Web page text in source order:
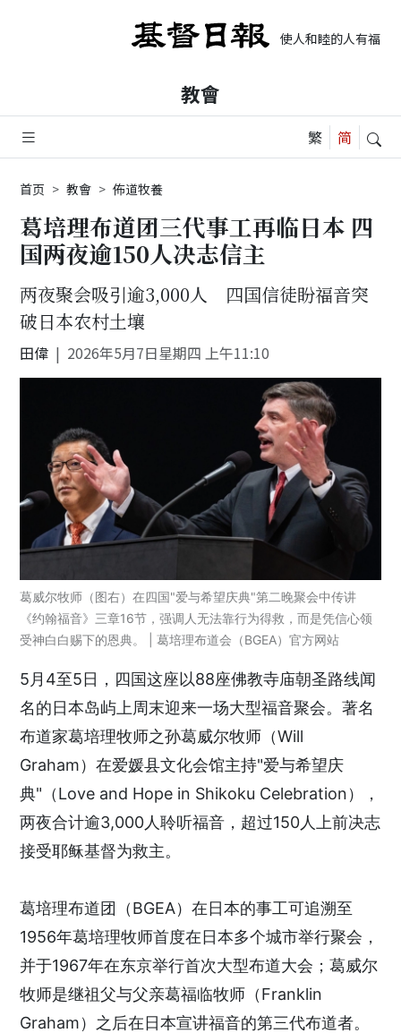
使人和睦的人有福了
教會
首页 教會 佈道牧養
葛培理布道团三代事工再临日本 四
国两夜逾150人决志信主
两夜聚会吸引逾3,000人 四国信徒盼福音突
破日本农村土壤
田偉 2026年5月7日星期四 上午11:10
葛威尔牧师（图右）在四国"爱与希望庆典"第二晚聚会中传讲
《约翰福音》三章16节，强调人无法靠行为得救，而是凭信心领
受神白白赐下的恩典。 | 葛培理布道会（BGEA）官方网站
5月4至5日，四国这座以88座佛教寺庙朝圣路线闻
名的日本岛屿上周末迎来一场大型福音聚会。著名
布道家葛培理牧师之孙葛威尔牧师（Will
Graham）在爱媛县文化会馆主持"爱与希望庆
典"（Love and Hope in Shikoku Celebration），
两夜合计逾3,000人聆听福音，超过150人上前决志
接受耶稣基督为救主。
葛培理布道团（BGEA）在日本的事工可追溯至
1956年葛培理牧师首度在日本多个城市举行聚会，
并于1967年在东京举行首次大型布道大会；葛威尔
牧师是继祖父与父亲葛福临牧师（Franklin
Graham）之后在日本宣讲福音的第三代布道者。